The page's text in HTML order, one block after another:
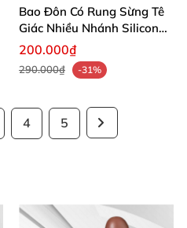
Bao Đôn Có Rung Sừng Tê
Giác Nhiều Nhánh Silicon
Mềm Dẻo
200.000₫
290.000₫ -31%
4 5